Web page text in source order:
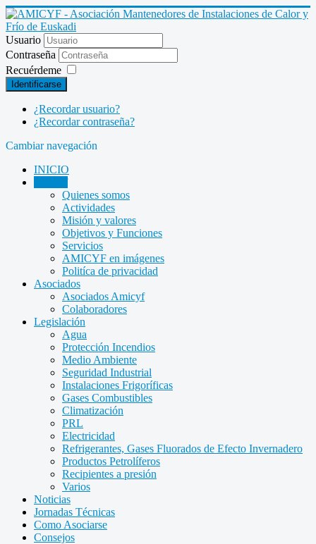
Usuario
Contraseña
Recuérdeme
Identificarse
¿Recordar usuario?
¿Recordar contraseña?
Cambiar navegación
INICIO
Quienes somos
Actividades
Misión y valores
Objetivos y Funciones
Servicios
AMICYF en imágenes
Politíca de privacidad
Asociados
Asociados Amicyf
Colaboradores
Legislación
Agua
Protección Incendios
Medio Ambiente
Seguridad Industrial
Instalaciones Frigoríficas
Gases Combustibles
Climatización
PRL
Electricidad
Refrigerantes, Gases Fluorados de Efecto Invernadero
Productos Petrolíferos
Recipientes a presión
Varios
Noticias
Jornadas Técnicas
Como Asociarse
Consejos